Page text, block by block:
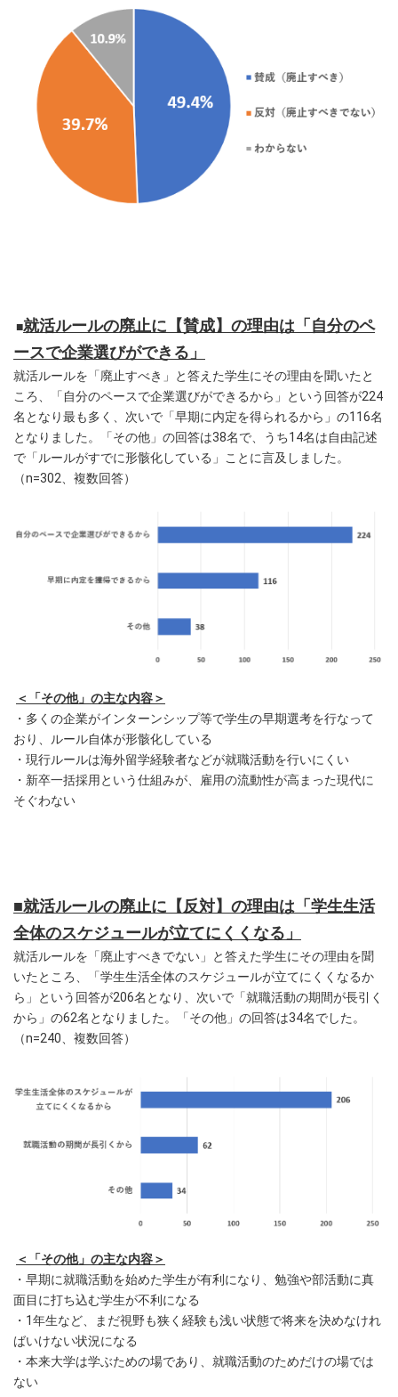
■就活ルールの廃止に【賛成】の理由は「自分のペ
ースで企業選びができる」
就活ルールを「廃止すべき」と答えた学生にその理由を聞いたと
ころ、「自分のペースで企業選びができるから」という回答が224
名となり最も多く、次いで「早期に内定を得られるから」の116名
となりました。「その他」の回答は38名で、うち14名は自由記述
で「ルールがすでに形骸化している」ことに言及しました。
（n=302、複数回答）
＜「その他」の主な内容＞
・多くの企業がインターンシップ等で学生の早期選考を行なって
おり、ルール自体が形骸化している
・現行ルールは海外留学経験者などが就職活動を行いにくい
・新卒一括採用という仕組みが、雇用の流動性が高まった現代に
そぐわない
■就活ルールの廃止に【反対】の理由は「学生生活
全体のスケジュールが立てにくくなる」
就活ルールを「廃止すべきでない」と答えた学生にその理由を聞
いたところ、「学生生活全体のスケジュールが立てにくくなるか
ら」という回答が206名となり、次いで「就職活動の期間が長引く
から」の62名となりました。「その他」の回答は34名でした。
（n=240、複数回答）
＜「その他」の主な内容＞
・早期に就職活動を始めた学生が有利になり、勉強や部活動に真
面目に打ち込む学生が不利になる
・1年生など、まだ視野も狭く経験も浅い状態で将来を決めなけれ
ばいけない状況になる
・本来大学は学ぶための場であり、就職活動のためだけの場では
ない